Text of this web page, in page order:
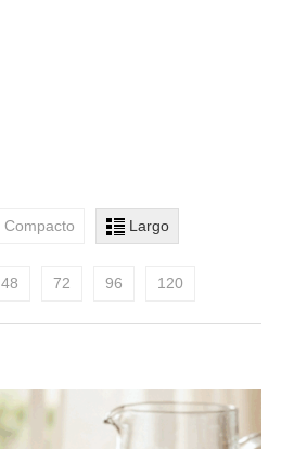
Compacto Largo
48 72 96 120